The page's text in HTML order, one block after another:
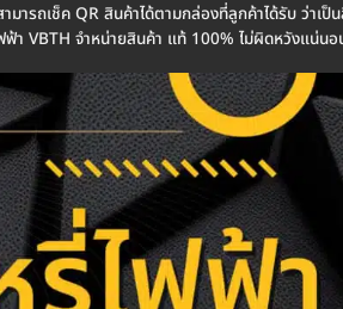
รถเช็ค QR สินค้าได้ตามกล่องที่ลูกค้าได้รับ ว่าเป็
ฟ้า VBTH จำหน่ายสินค้า แท้ 100% ไม่ผิดหวังแน่นอ